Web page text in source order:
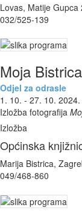
Lovas, Matije Gupca
032/525-139
Moja Bistrica
Odjel za odrasle
1. 10. - 27. 10.
Izložba fotografija
Izložba
Općinska
Marija Bistrica,
049/468-860